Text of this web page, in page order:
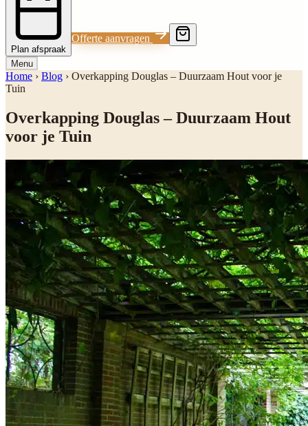
Plan afspraak
Offerte aanvragen
Menu
Home › Blog › Overkapping Douglas – Duurzaam Hout voor je
Tuin
Overkapping Douglas – Duurzaam Hout
voor je Tuin